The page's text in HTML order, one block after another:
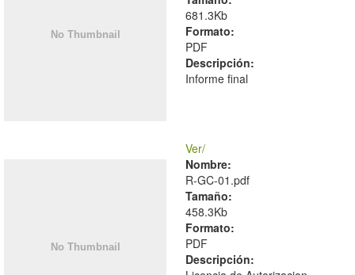
681.3Kb
Formato:
PDF
Descripción:
Informe final
Ver/
Nombre:
R-GC-01.pdf
Tamaño:
458.3Kb
Formato:
PDF
Descripción: